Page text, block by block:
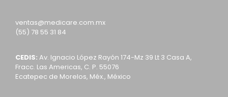
ventas@medicare.com.mx
(55) 78 55 31 84
CEDIS: Av. Ignacio López Rayón 174-Mz 39 Lt 3 Casa A,
Fracc. Las Americas, C. P. 55076
Ecatepec de Morelos, Méx., México